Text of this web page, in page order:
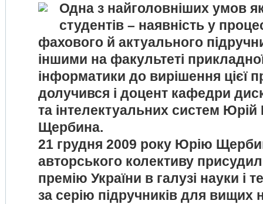
Одна з найголовніших умов
студентів – наявність у
фахового й актуального
іншими на факультеті
інформатики до вирішення цієї
долучився і доцент кафедри
та інтелектуальних систем
Щербина.
21 грудня 2009 року Юрію
авторського колективу
премію України в галузі науки і
за серію підручників для вищих